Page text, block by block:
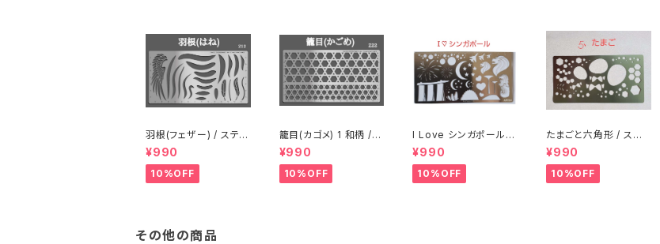
羽根(フェザー) / ステン
レス製ステンシル(z12)
¥990
10%OFF
籠目(カゴメ) 1 和柄 /
ステンレス製ステンシル
(z22)
¥990
10%OFF
I Love シンガポール /
ステンレス製ステンシル
(ap14)
¥990
10%OFF
たまごと六角形 / ステ
ンレス製ステンシル(ap
05)
¥990
10%OFF
その他の商品